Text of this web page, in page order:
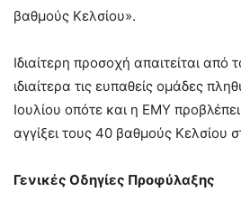
βαθμούς Κελσίου».
Ιδιαίτερη προσοχή απαιτείται από
ιδιαίτερα τις ευπαθείς ομάδες
Ιουλίου οπότε και η ΕΜΥ
αγγίξει τους 40 βαθμούς Κελσίου
Γενικές Οδηγίες Προφύλαξης